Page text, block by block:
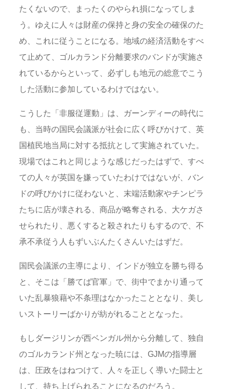
たくないので、まったくのやられ損になってしま
う。ゆえに人々は財産の保持と身の安全の確保のた
め、これに従うことになる。地域の経済活動をすべ
て止めて、ゴルカランド分離要求のバンドが実施さ
れているからといって、必ずしも地元の総意でこう
した活動に参加しているわけではない。
こうした「非服従運動」は、ガーンディーの時代に
も、当時の国民会議派が社会に広く呼びかけて、英
国植民地当局に対する抵抗として実施されていた。
現場ではこれと同じような感じだったはずで、すべ
ての人々が英国を嫌っていたわけではないが、バン
ドの呼びかけに従わないと、末端活動家やチンピラ
たちに店が壊される、商品が略奪される、大ケガさ
せられたり、悪くすると殺されたりもするので、不
承不承従う人もずいぶんたくさんいたはずだ。
国民会議派の主導により、インドが独立を勝ち得る
と、そこは「勝てば官軍」で、街中でまかり通って
いた乱暴狼藉や不条理はなかったこととなり、美し
いストーリーばかりが紡がれることとなった。
もしダージリンが西ベンガル州から分離して、独自
のゴルカランド州となった暁には、GJMの指導層
は、圧政をはねつけて、人々を正しく導いた闘士と
して、持ち上げられることになるのだろう。